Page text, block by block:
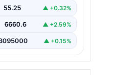
sınırında
kaçak ürünler 500 bin
55.25 ▲ +0.32%
6660.6 ▲ +2.59%
▲ +0.15%